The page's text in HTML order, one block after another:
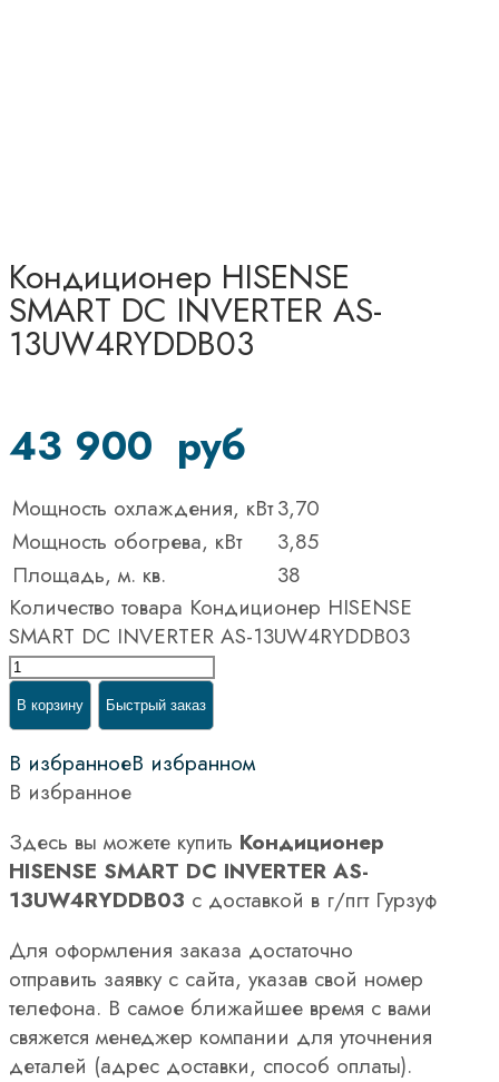
Кондиционер HISENSE
SMART DC INVERTER AS-
13UW4RYDDB03
43 900 руб
Мощность охлаждения, кВт3,70
Мощность обогрева, кВт
3,85
Площадь, м. кв.
38
Количество товара Кондиционер HISENSE
SMART DC INVERTER AS-13UW4RYDDB03
В корзину Быстрый заказ
В избранноеВ избранном
В избранное
Здесь вы можете купить Кондиционер
HISENSE SMART DC INVERTER AS-
13UW4RYDDB03 с доставкой в г/пгт Гурзуф
Для оформления заказа достаточно
отправить заявку с сайта, указав свой номер
телефона. В самое ближайшее время с вами
свяжется менеджер компании для уточнения
деталей (адрес доставки, способ оплаты).